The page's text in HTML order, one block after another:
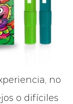
no
o difíciles